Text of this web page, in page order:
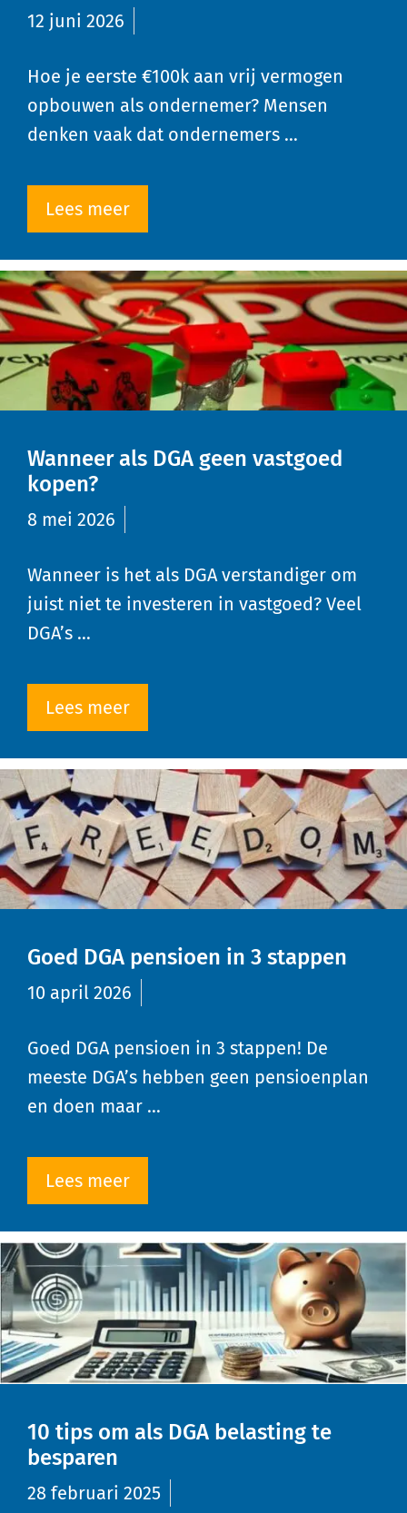
12 juni 2026
Hoe je eerste €100k aan vrij vermogen
opbouwen als ondernemer? Mensen
denken vaak dat ondernemers …
Lees meer
Wanneer als DGA geen vastgoed
kopen?
8 mei 2026
Wanneer is het als DGA verstandiger om
juist niet te investeren in vastgoed? Veel
DGA’s …
Lees meer
Goed DGA pensioen in 3 stappen
10 april 2026
Goed DGA pensioen in 3 stappen! De
meeste DGA’s hebben geen pensioenplan
en doen maar …
Lees meer
10 tips om als DGA belasting te
besparen
28 februari 2025